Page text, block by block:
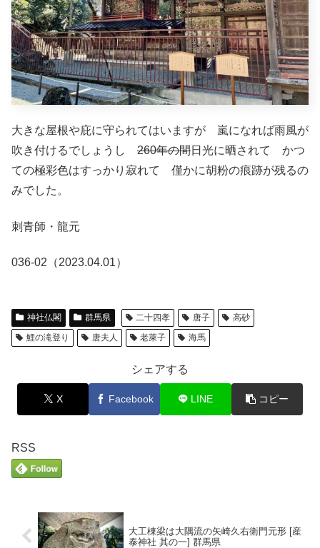
大きな屋根や庇に守られてはいますが 嵐になれば雨風が
吹き付けるでしょうし 260年の間日光に晒されて かつ
ての極彩色はすっかり寂れて 僅かに胡粉の痕跡が残るの
みでした。
刺青師・龍元
036-02（2023.04.01）
神社仏閣 群馬県 二十四孝 唐子
高砂
鯉の滝登り
唐夫人 老萊子 海馬
シェアする
X Facebook LINE コピー
RSS
大工棟梁は大隅流の矢崎久右衛門元形 [産
泰神社 其の一] 群馬県